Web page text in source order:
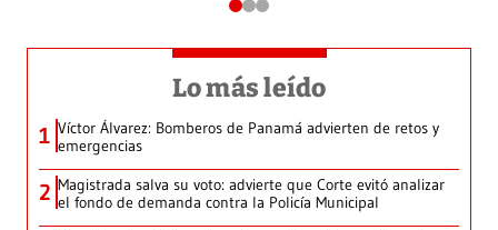
Lo más leído
1 Víctor Álvarez: Bomberos de Panamá advierten de retos y
emergencias
2 Magistrada salva su voto: advierte que Corte evitó analizar
el fondo de demanda contra la Policía Municipal